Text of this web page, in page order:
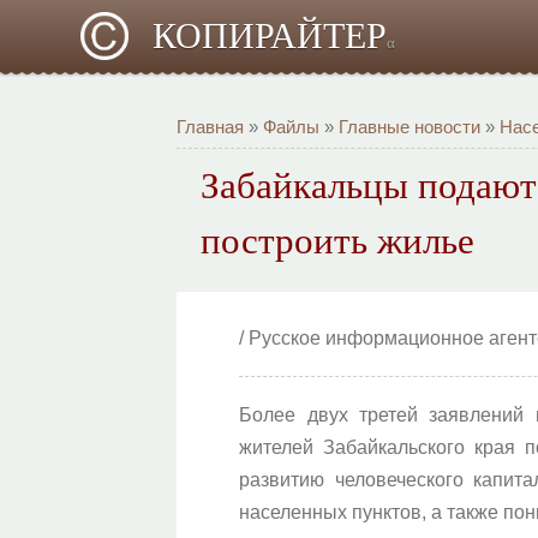
КОПИРАЙТЕРα
Главная » Файлы » Главные новости »
Забайкальцы
построить жилье
/ Русское информационное
Более двух третей заявлений
жителей Забайкальского края
развитию человеческого
населенных пунктов, а также